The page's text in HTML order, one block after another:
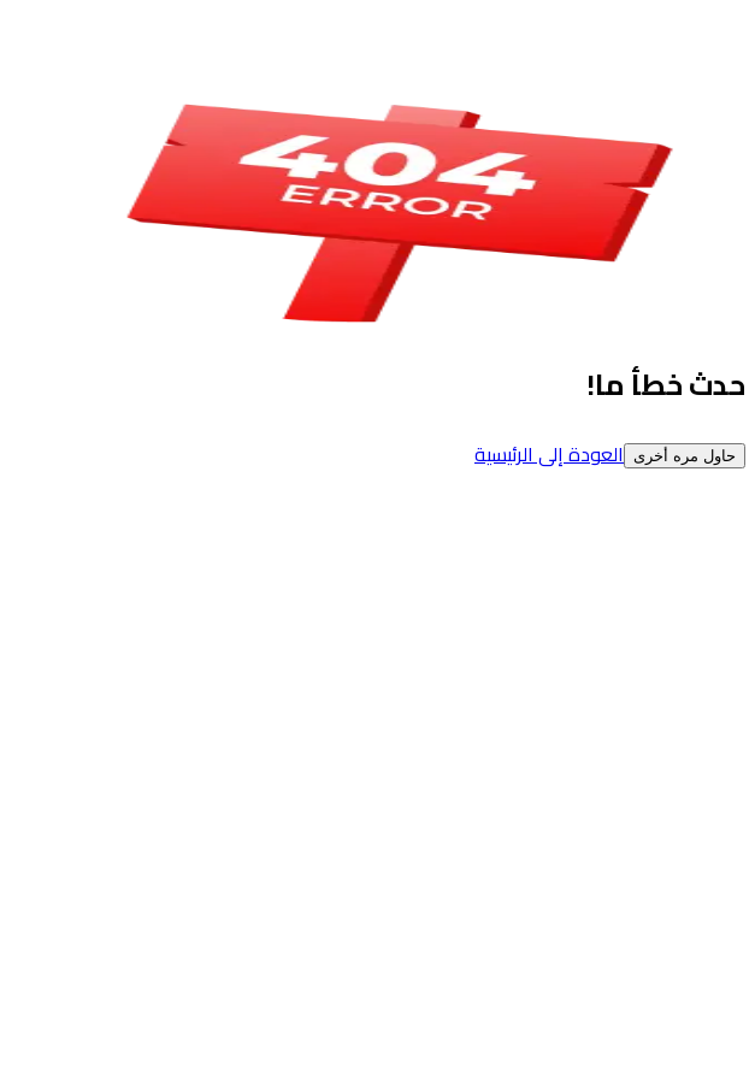
حدث خطأ ما!
حاول مره أخرى العودة إلى الرئيسية